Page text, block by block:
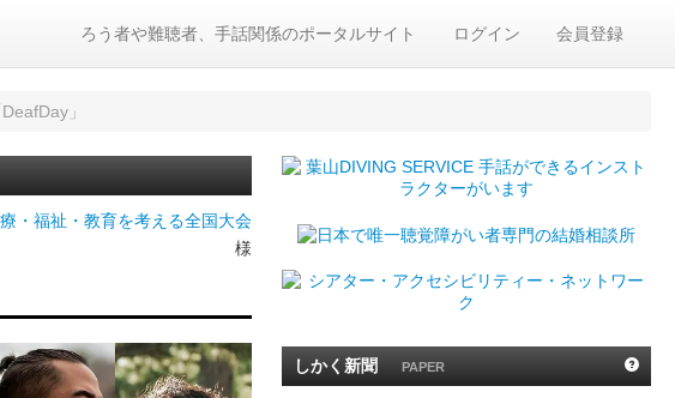
ログイン 会員登録
ろう者や難聴者、手話関係のポータルサイト
」
・福祉・教育を考える全国大会
様
しかく新聞 PAPER